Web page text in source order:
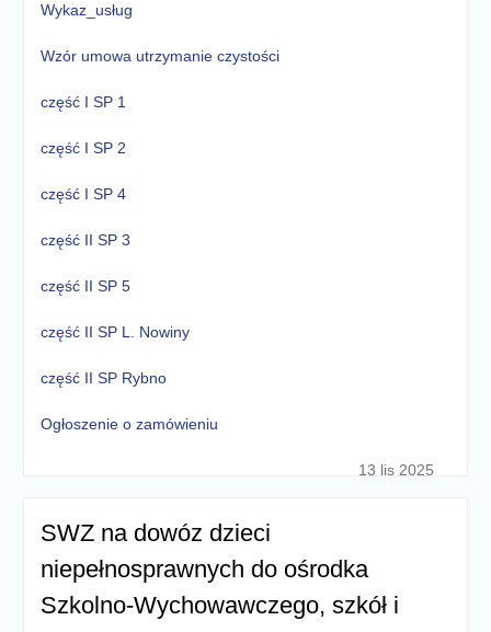
Wykaz_usług
Wzór umowa utrzymanie czystości
część I SP 1
część I SP 2
część I SP 4
część II SP 3
część II SP 5
część II SP L. Nowiny
część II SP Rybno
Ogłoszenie o zamówieniu
13 lis 2025
SWZ na dowóz dzieci
niepełnosprawnych do ośrodka
Szkolno-Wychowawczego, szkół i